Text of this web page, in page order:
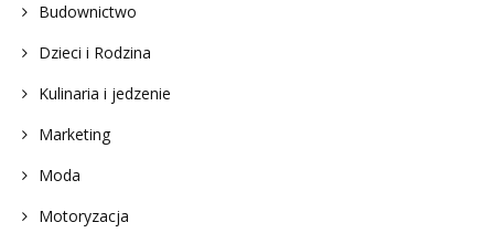
Budownictwo
Dzieci i Rodzina
Kulinaria i jedzenie
Marketing
Moda
Motoryzacja